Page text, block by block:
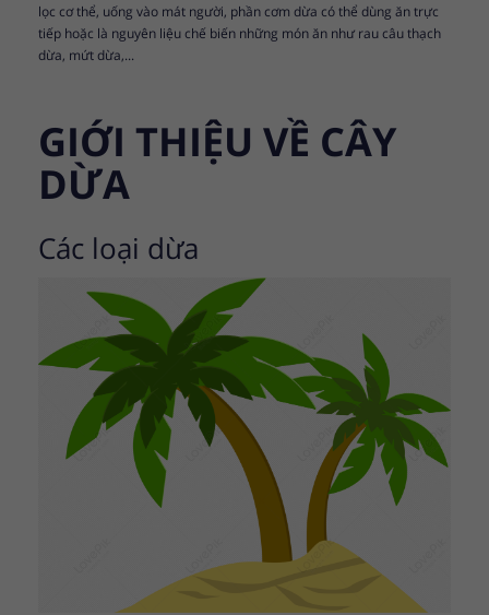
lọc cơ thể, uống vào mát người, phần cơm dừa có thể dùng ăn trực
tiếp hoặc là nguyên liệu chế biến những món ăn như rau câu thạch
dừa, mứt dừa,...
GIỚI THIỆU VỀ CÂY
DỪA
Các loại dừa